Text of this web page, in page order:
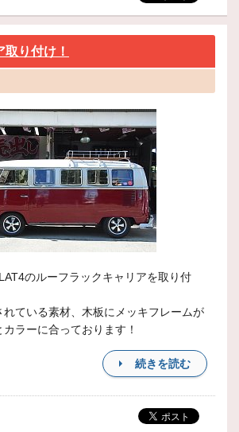
取り付け！
のルーフラックキャリアを取り付
れている素材、木板にメッキフレームが
ラーに合っております！
続きを読む